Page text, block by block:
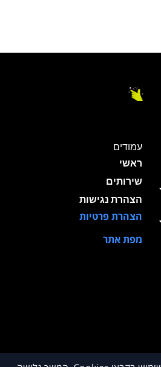
עמודים
ראשי
שירותים
הצהרת נגישות
הצהרת פרטיות
מפת אתר